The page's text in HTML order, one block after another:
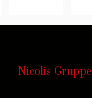
Nicolis-Gruppe